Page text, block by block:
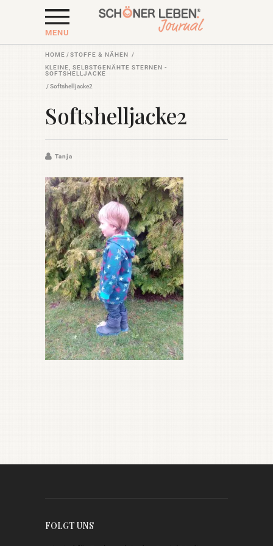
MENU
HOME /STOFFE & NÄHEN /
KLEINE, SELBSTGENÄHTE STERNEN -
SOFTSHELLJACKE
/Softshelljacke2
Softshelljacke2
Tanja
FOLGT UNS